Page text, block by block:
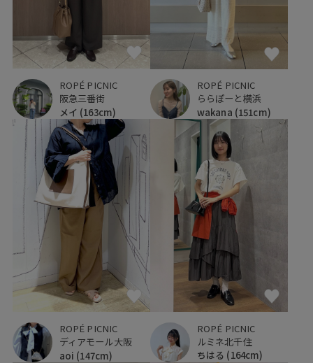
ROPÉ PICNIC
阪急三番街
メイ (163cm)
ROPÉ PICNIC
ららぽーと横浜
wakana (151cm)
ROPÉ PICNIC
ディアモール大阪
aoi (147cm)
ROPÉ PICNIC
ルミネ北千住
ちはる (164cm)